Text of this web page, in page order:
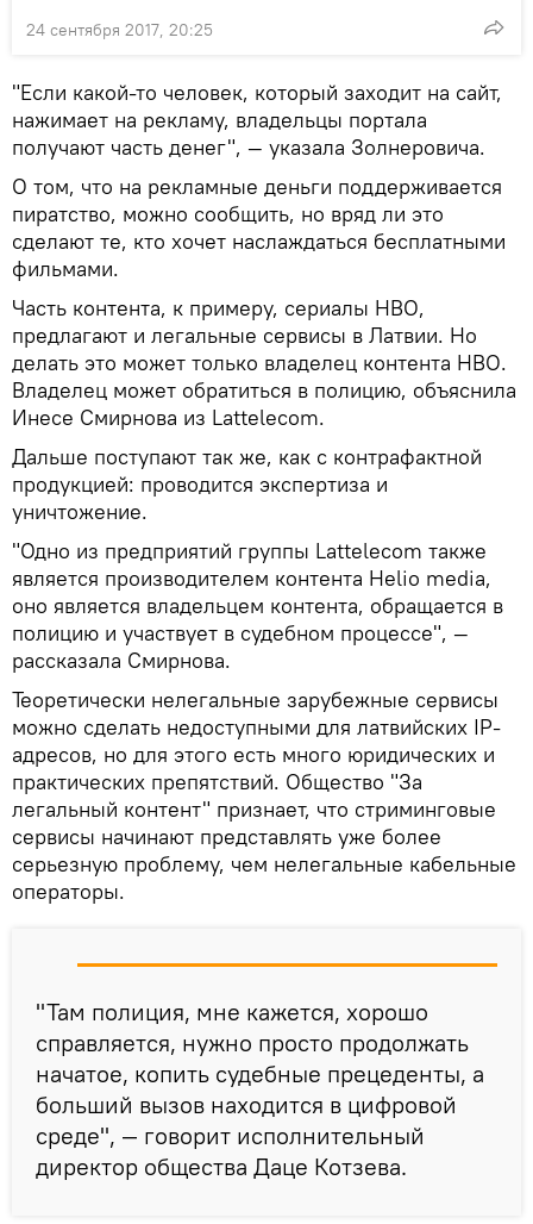
24 сентября 2017, 20:25
"Если какой-то человек, который заходит на сайт,
нажимает на рекламу, владельцы портала
получают часть денег", — указала Золнеровича.
О том, что на рекламные деньги поддерживается
пиратство, можно сообщить, но вряд ли это
сделают те, кто хочет наслаждаться бесплатными
фильмами.
Часть контента, к примеру, сериалы HBO,
предлагают и легальные сервисы в Латвии. Но
делать это может только владелец контента HBO.
Владелец может обратиться в полицию, объяснила
Инесе Смирнова из Lattelecom.
Дальше поступают так же, как с контрафактной
продукцией: проводится экспертиза и
уничтожение.
"Одно из предприятий группы Lattelecom также
является производителем контента Helio media,
оно является владельцем контента, обращается в
полицию и участвует в судебном процессе", —
рассказала Смирнова.
Теоретически нелегальные зарубежные сервисы
можно сделать недоступными для латвийских IP-
адресов, но для этого есть много юридических и
практических препятствий. Общество "За
легальный контент" признает, что стриминговые
сервисы начинают представлять уже более
серьезную проблему, чем нелегальные кабельные
операторы.
"Там полиция, мне кажется, хорошо
справляется, нужно просто продолжать
начатое, копить судебные прецеденты, а
больший вызов находится в цифровой
среде", — говорит исполнительный
директор общества Даце Котзева.